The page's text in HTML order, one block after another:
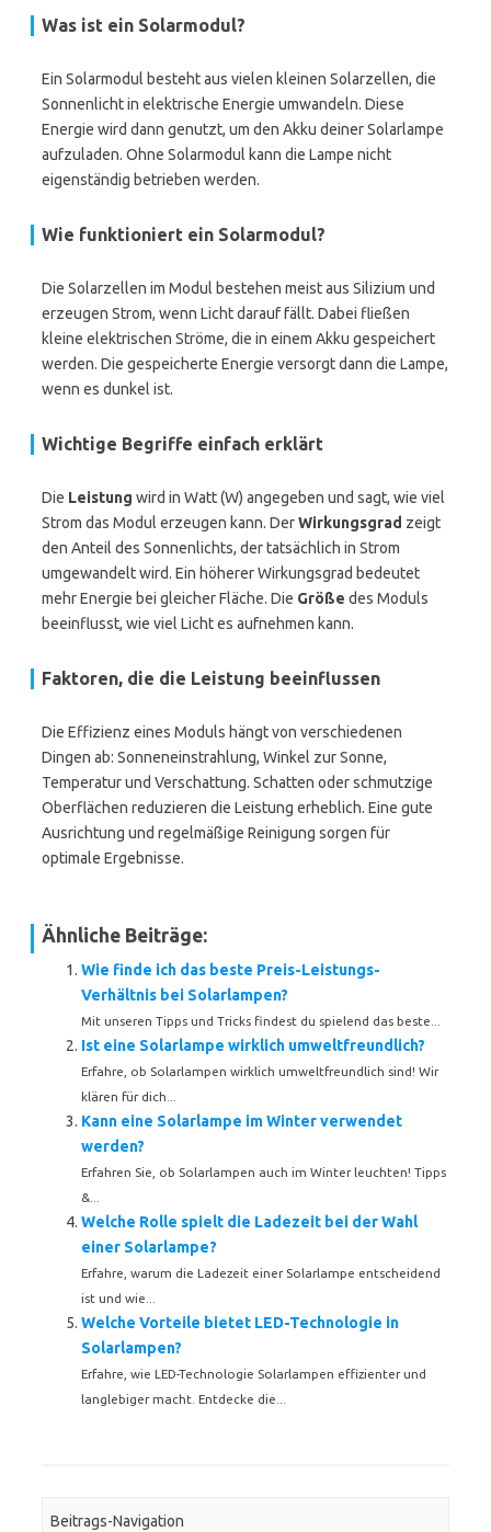
Was ist ein Solarmodul?
Ein Solarmodul besteht aus vielen kleinen Solarzellen, die
Sonnenlicht in elektrische Energie umwandeln. Diese
Energie wird dann genutzt, um den Akku deiner Solarlampe
aufzuladen. Ohne Solarmodul kann die Lampe nicht
eigenständig betrieben werden.
Wie funktioniert ein Solarmodul?
Die Solarzellen im Modul bestehen meist aus Silizium und
erzeugen Strom, wenn Licht darauf fällt. Dabei fließen
kleine elektrischen Ströme, die in einem Akku gespeichert
werden. Die gespeicherte Energie versorgt dann die Lampe,
wenn es dunkel ist.
Wichtige Begriffe einfach erklärt
Die Leistung wird in Watt (W) angegeben und sagt, wie viel
Strom das Modul erzeugen kann. DerWirkungsgrad zeigt
den Anteil des Sonnenlichts, der tatsächlich in Strom
umgewandelt wird. Ein höherer Wirkungsgrad bedeutet
mehr Energie bei gleicher Fläche. Die Größe des Moduls
beeinflusst, wie viel Licht es aufnehmen kann.
Faktoren, die die Leistung beeinflussen
Die Effizienz eines Moduls hängt von verschiedenen
Dingen ab: Sonneneinstrahlung, Winkel zur Sonne,
Temperatur und Verschattung. Schatten oder schmutzige
Oberflächen reduzieren die Leistung erheblich. Eine gute
Ausrichtung und regelmäßige Reinigung sorgen für
optimale Ergebnisse.
Ähnliche Beiträge:
Wie finde ich das beste Preis-Leistungs-
Verhältnis bei Solarlampen?
Mit unseren Tipps und Tricks findest du spielend das beste...
Ist eine Solarlampe wirklich umweltfreundlich?
Erfahre, ob Solarlampen wirklich umweltfreundlich sind! Wir
klären für dich...
Kann eine Solarlampe im Winter verwendet
werden?
Erfahren Sie, ob Solarlampen auch im Winter leuchten! Tipps
&...
Welche Rolle spielt die Ladezeit bei der Wahl
einer Solarlampe?
Erfahre, warum die Ladezeit einer Solarlampe entscheidend
ist und wie...
Welche Vorteile bietet LED-Technologie in
Solarlampen?
Erfahre, wie LED-Technologie Solarlampen effizienter und
langlebiger macht. Entdecke die...
Beitrags-Navigation